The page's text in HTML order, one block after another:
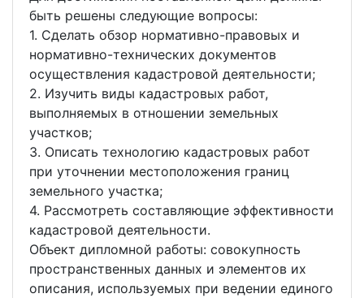
быть решены следующие вопросы:
1. Сделать обзор нормативно-правовых и
нормативно-технических документов
осуществления кадастровой деятельности;
2. Изучить виды кадастровых работ,
выполняемых в отношении земельных
участков;
3. Описать технологию кадастровых работ
при уточнении местоположения границ
земельного участка;
4. Рассмотреть составляющие эффективности
кадастровой деятельности.
Объект дипломной работы: совокупность
пространственных данных и элементов их
описания, используемых при ведении единого